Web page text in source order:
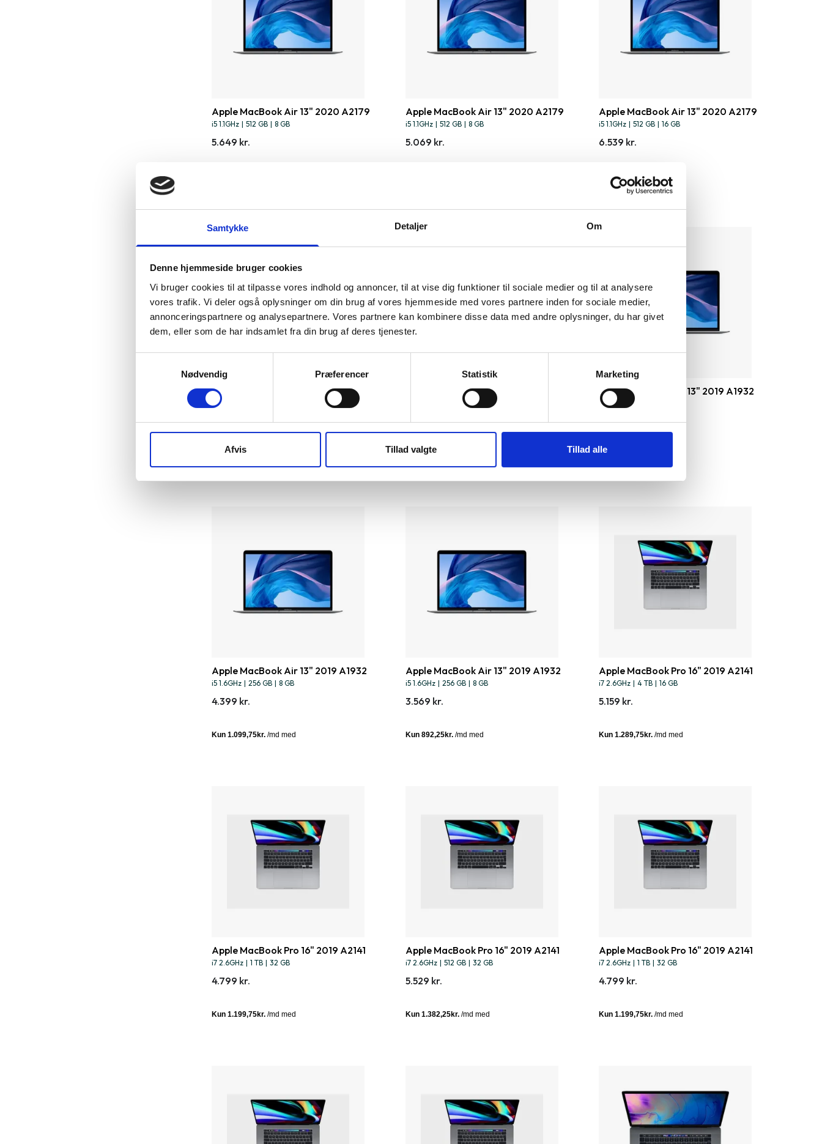
Samtykke Detaljer Om
Denne hjemmeside bruger cookies
Vi bruger cookies til at tilpasse vores indhold og annoncer, til at vise dig funktioner til sociale medier og til at analysere
vores trafik. Vi deler også oplysninger om din brug af vores hjemmeside med vores partnere inden for sociale medier,
annonceringspartnere og analysepartnere. Vores partnere kan kombinere disse data med andre oplysninger, du har givet
dem, eller som de har indsamlet fra din brug af deres tjenester.
Nødvendig
Præferencer Statistik Marketing
Afvis Tillad valgte Tillad alle
Apple MacBook Air 13" 2020 A2179
i5 1.1GHz | 512 GB | 8 GB
5.649 kr.
Apple MacBook Air 13" 2020 A2179
i5 1.1GHz | 512 GB | 8 GB
5.069 kr.
Apple MacBook Air 13" 2020 A2179
i5 1.1GHz | 512 GB | 16 GB
6.539 kr.
Apple MacBook Air 13" 2020 A2179
i5 1.1GHz
6.539 kr.
Apple MacBook Air 13" 2019 A1932
128 GB | 8 GB
3.239 kr.
Apple MacBook Air 13" 2019 A1932
i5 1.6GHz |
4.049 kr.
Apple MacBook Air 13" 2019 A1932
i5 1.6GHz | 256 GB | 8 GB
4.399 kr.
Apple MacBook Air 13" 2019 A1932
i5 1.6GHz | 256 GB | 8 GB
3.569 kr.
Apple MacBook Pro 16" 2019 A2141
i7 2.6GHz | 4 TB | 16 GB
5.159 kr.
Apple MacBook Pro 16" 2019 A2141
i7 2.6GHz | 1 TB | 32 GB
4.799 kr.
Apple MacBook Pro 16" 2019 A2141
i7 2.6GHz | 512 GB | 32 GB
5.529 kr.
Apple MacBook Pro 16" 2019 A2141
i7 2.6GHz | 1 TB | 32 GB
4.799 kr.